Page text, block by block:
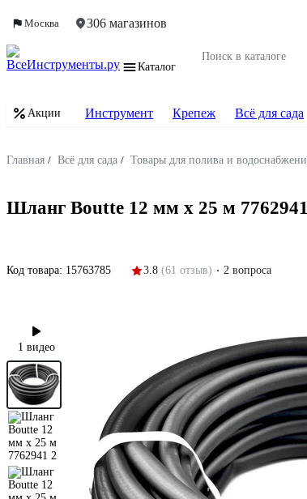
Москва 306 магазинов
Каталог
Акции Инструмент Крепеж Всё для сада
Главная / Всё для сада / Товары для полива и
Шланг Boutte 12 мм х 25 м 7762941
Код товара: 15763785 3.8 (61 отзыв) 2 вопроса
1 видео